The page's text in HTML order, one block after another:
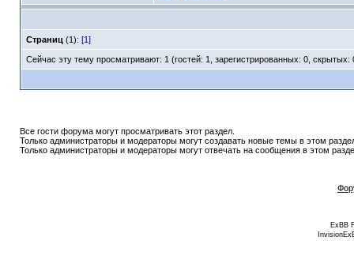
Страниц (1): [1]
Сейчас эту тему просматривают: 1 (гостей: 1, зарегистрированных: 0, скрытых:
Все гости форума могут просматривать этот раздел.
Только администраторы и модераторы могут создавать новые темы в этом
Только администраторы и модераторы могут отвечать на сообщения в этом
ExBB